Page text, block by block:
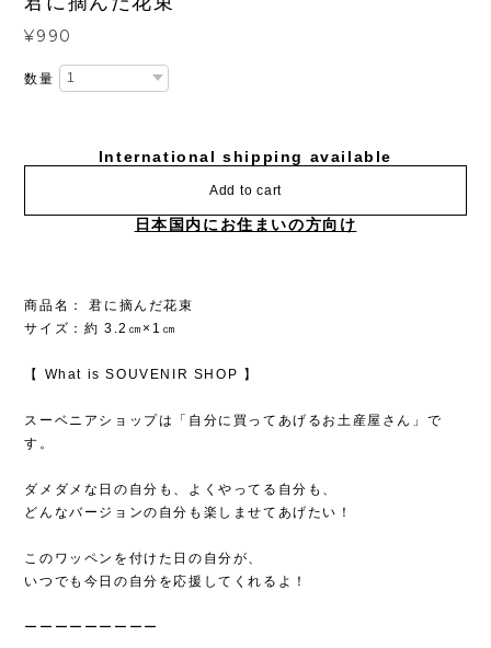
¥990
数量
International shipping available
Add to cart
日本国内にお住まいの方向け
商品名： 君に摘んだ花束
サイズ：約 3.2㎝×1㎝
【 What is SOUVENIR SHOP 】
スーベニアショップは「自分に買ってあげるお土産屋さん」で
す。
ダメダメな日の自分も、よくやってる自分も、
どんなバージョンの自分も楽しませてあげたい！
このワッペンを付けた日の自分が、
いつでも今日の自分を応援してくれるよ！
ーーーーーーーーー